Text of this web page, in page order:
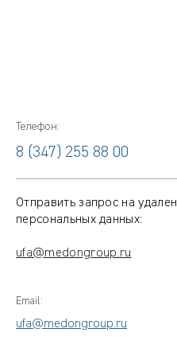
Телефон:
8 (347) 255 88 00
Отправить запрос на
персональных данных:
ufa@medongroup.ru
Email:
ufa@medongroup.ru